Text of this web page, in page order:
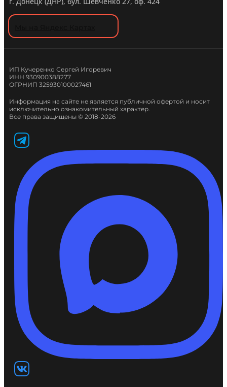
ИП Кучеренко Сергей Игоревич
ИНН 930900388277
ОГРНИП 325930100027461
Информация на сайте не является публичной офертой и носит
исключительно ознакомительный характер.
Все права защищены © 2018-2026